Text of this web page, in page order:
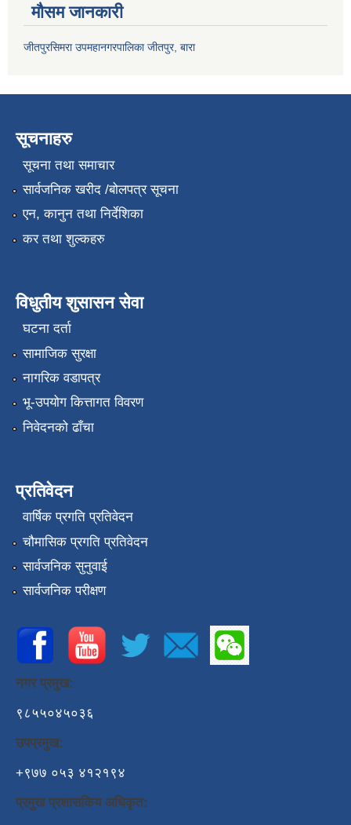
मौसम जानकारी
जीतपुरसिमरा उपमहानगरपालिका जीतपुर, बारा
सूचनाहरु
सूचना तथा समाचार
सार्वजनिक खरीद /बोलपत्र सूचना
एन, कानुन तथा निर्देशिका
कर तथा शुल्कहरु
विधुतीय शुसासन सेवा
घटना दर्ता
सामाजिक सुरक्षा
नागरिक वडापत्र
भू-उपयोग कित्तागत विवरण
निवेदनको ढाँचा
प्रतिवेदन
वार्षिक प्रगति प्रतिवेदन
चौमासिक प्रगति प्रतिवेदन
सार्वजनिक सुनुवाई
सार्वजनिक परीक्षण
नगर प्रमुख:
९८५५०४५०३६
उपप्रमुख:
+९७७ ०५३ ४१२१९४
प्रमुख प्रशासकिय अधिकृत: